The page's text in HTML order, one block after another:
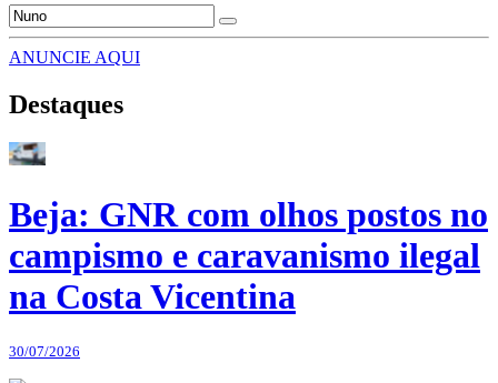
ANUNCIE AQUI
Destaques
Beja: GNR com olhos postos no
campismo e caravanismo ilegal
na Costa Vicentina
30/07/2026